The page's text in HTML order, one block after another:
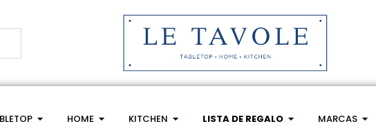
HOME KITCHEN LISTA DE REGALO MARCAS